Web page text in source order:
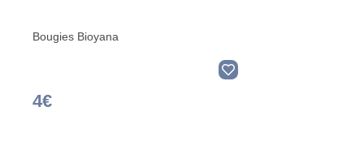
Bougies Bioyana
4€